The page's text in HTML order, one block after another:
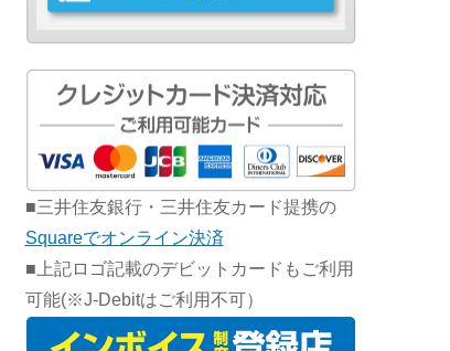
■三井住友銀行・三井住友カード提携の
Squareでオンライン決済
■上記ロゴ記載のデビットカードもご利用
可能(※J-Debitはご利用不可）